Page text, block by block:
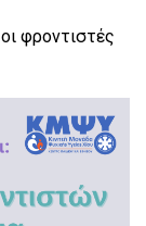
οι φροντιστές